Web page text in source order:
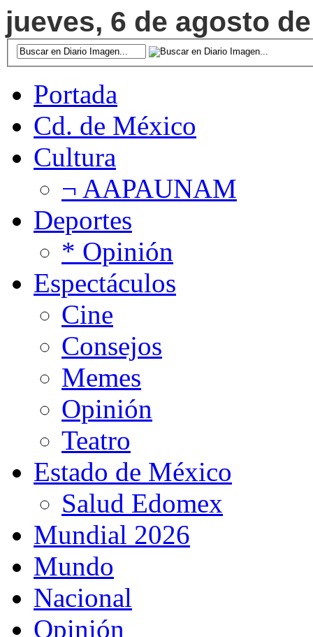
jueves, 6 de agosto
Portada
Cd. de México
Cultura
¬ AAPAUNAM
Deportes
* Opinión
Espectáculos
Cine
Consejos
Memes
Opinión
Teatro
Estado de México
Salud Edomex
Mundial 2026
Mundo
Nacional
Opinión